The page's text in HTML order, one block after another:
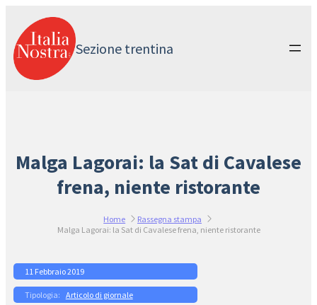
contenuto
Sezione trentina
Malga Lagorai: la Sat di Cavalese
frena, niente ristorante
Home
Rassegna stampa
Malga Lagorai: la Sat di Cavalese frena, niente ristorante
11 Febbraio 2019
Articolo di giornale